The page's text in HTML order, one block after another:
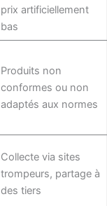
prix artificiellement
bas
Produits non
conformes ou non
adaptés aux normes
Collecte via sites
trompeurs, partage à
des tiers